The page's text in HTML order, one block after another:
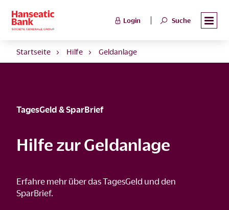
Login Suche
Startseite Hilfe Geldanlage
TagesGeld & SparBrief
Hilfe zur Geldanlage
Erfahre mehr über das TagesGeld und den
SparBrief.